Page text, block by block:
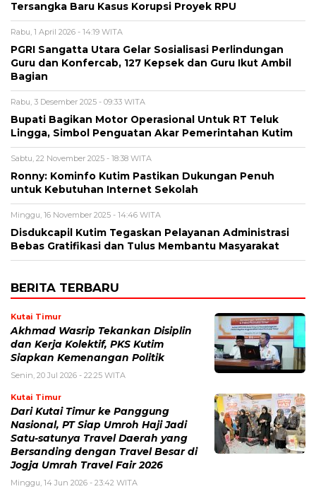
Tersangka Baru Kasus Korupsi Proyek RPU
Rabu, 1 April 2026 - 14:19 WITA
PGRI Sangatta Utara Gelar Sosialisasi Perlindungan
Guru dan Konfercab, 127 Kepsek dan Guru Ikut Ambil
Bagian
Rabu, 3 Desember 2025 - 09:33 WITA
Bupati Bagikan Motor Operasional Untuk RT Teluk
Lingga, Simbol Penguatan Akar Pemerintahan Kutim
Sabtu, 22 November 2025 - 18:38 WITA
Ronny: Kominfo Kutim Pastikan Dukungan Penuh
untuk Kebutuhan Internet Sekolah
Minggu, 16 November 2025 - 14:46 WITA
Disdukcapil Kutim Tegaskan Pelayanan Administrasi
Bebas Gratifikasi dan Tulus Membantu Masyarakat
BERITA TERBARU
Kutai Timur
Akhmad Wasrip Tekankan Disiplin
dan Kerja Kolektif, PKS Kutim
Siapkan Kemenangan Politik
Senin, 20 Jul 2026 - 22:25 WITA
Kutai Timur
Dari Kutai Timur ke Panggung
Nasional, PT Siap Umroh Haji Jadi
Satu-satunya Travel Daerah yang
Bersanding dengan Travel Besar di
Jogja Umrah Travel Fair 2026
Minggu, 14 Jun 2026 - 23:42 WITA